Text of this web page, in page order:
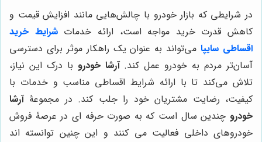
در شرایطی که بازار خودرو با چالش‌هایی مانند افزایش قیمت و
کاهش قدرت خرید مواجه است، ارائه خدماتشرایط خرید
اقساطی سایپامی‌تواند به عنوان یک راهکار موثر برای دسترسی
آسان‌تر مردم به خودرو عمل کند.آرشا خودرو با درک این نیاز،
تلاش می‌کند تا با ارائه شرایط اقساطی مناسب و خدمات با
کیفیت، رضایت مشتریان خود را جلب کند. در مجموعۀآرشا
خودرو چندین سال است که به صورت حرفه ای در عرصۀ فروش
خودروهای داخلی فعالیت می کنند و این چنین توانسته اند